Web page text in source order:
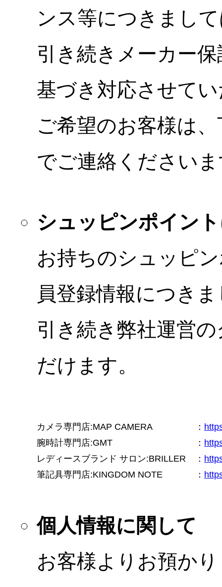
ンス等につきまし
引き続きメーカー
基づき対応させて
ご希望のお客様は
でご連絡ください
シュッピンポイン
お持ちのシュッピ
員登録情報につき
引き続き弊社運営
だけます。
カメラ専門店:MAP CAMERA ：
腕時計専門店:GMT
：
レディースブランド サロン:BRILLER
：
筆記具専門店:KINGDOM NOTE
：
個人情報に関して
お客様よりお預か